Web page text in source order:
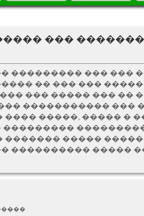
���
��������� ��� ���
�� ��� ���
��� ����� ��� ��
����������� ���
���� �����, ����� �
������� �����
���������� �����